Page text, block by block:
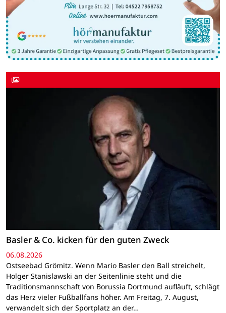
Basler & Co. kicken für den guten Zweck
06.08.2026
Ostseebad Grömitz. Wenn Mario Basler den Ball streichelt,
Holger Stanislawski an der Seitenlinie steht und die
Traditionsmannschaft von Borussia Dortmund aufläuft, schlägt
das Herz vieler Fußballfans höher. Am Freitag, 7. August,
verwandelt sich der Sportplatz an der…